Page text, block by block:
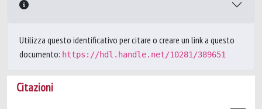
Utilizza questo identificativo per citare o creare un link a questo
documento: https://hdl.handle.net/10281/389651
Citazioni